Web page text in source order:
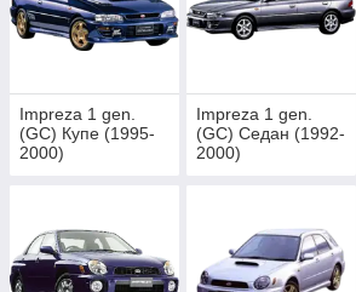
Impreza 1 gen.
(GC) Купе (1995-
2000)
Impreza 1 gen.
(GC) Седан (1992-
2000)